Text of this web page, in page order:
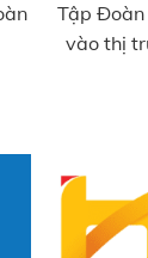
Tập Đoàn
vào thị